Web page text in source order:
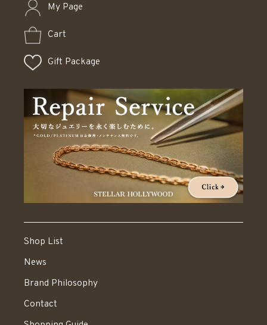
My Page
Cart
Gift Package
Shop List
News
Brand Philosophy
Contact